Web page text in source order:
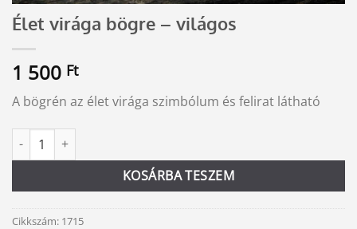
Élet virága bögre – világos
1 500 Ft
A bögrén az élet virága szimbólum és felirat látható
Élet virága bögre - világos mennyiség
KOSÁRBA TESZEM
Alternative:
Cikkszám: 1715